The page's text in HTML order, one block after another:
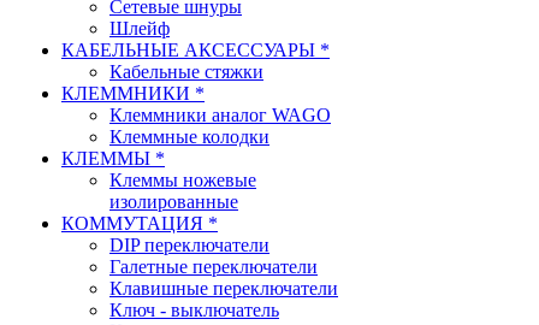
Сетевые шнуры
Шлейф
КАБЕЛЬНЫЕ АКСЕССУАРЫ *
Кабельные стяжки
КЛЕММНИКИ *
Клеммники аналог WAGO
Клеммные колодки
КЛЕММЫ *
Клеммы ножевые
изолированные
КОММУТАЦИЯ *
DIP переключатели
Галетные переключатели
Клавишные переключатели
Ключ - выключатель